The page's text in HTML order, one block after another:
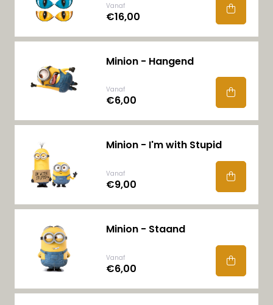
Vanaf
€16,00
Minion - Hangend
Vanaf
€6,00
Minion - I'm with Stupid
Vanaf
€9,00
Minion - Staand
Vanaf
€6,00